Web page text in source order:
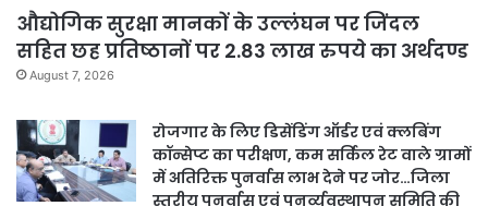
औद्योगिक सुरक्षा मानकों के उल्लंघन पर जिंदल
सहित छह प्रतिष्ठानों पर 2.83 लाख रुपये का अर्थदण्ड
August 7, 2026
रोजगार के लिए डिसेंडिंग ऑर्डर एवं क्लबिंग
कॉन्सेप्ट का परीक्षण, कम सर्किल रेट वाले ग्रामों
में अतिरिक्त पुनर्वास लाभ देने पर जोर…जिला
स्तरीय पुनर्वास एवं पुनर्व्यवस्थापन समिति की